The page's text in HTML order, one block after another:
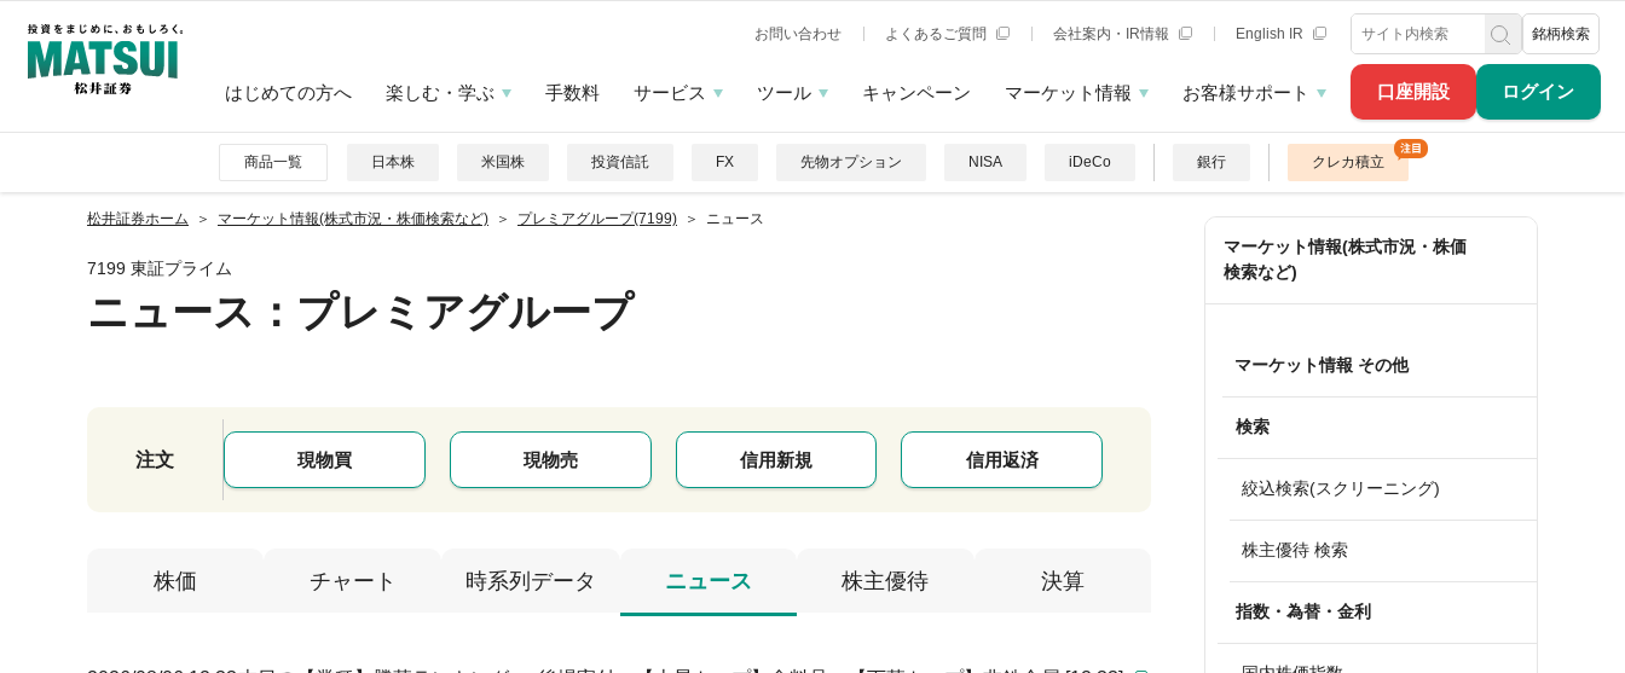
口座開設 ログイン
お問い合わせ よくあるご質問 会社案内・IR情報 English IR 銘柄検索
はじめての方へ 楽しむ・学ぶ 手数料 サービス ツール キャンペーン マーケット情報 お客様サポート
商品一覧 日本株 米国株 投資信託 FX 先物オプション NISA iDeCo 銀行 クレカ積立
松井証券ホーム マーケット情報(株式市況・株価検索など) プレミアグループ(7199) ニュース
7199 東証プライム
ニュース ：プレミアグループ
注文 現物買 現物売 信用新規 信用返済
株価 チャート 時系列データ ニュース 株主優待 決算
マーケット情報(株式市況・株価
検索など)
マーケット情報 その他
検索
絞込検索(スクリーニング)
株主優待 検索
指数・為替・金利